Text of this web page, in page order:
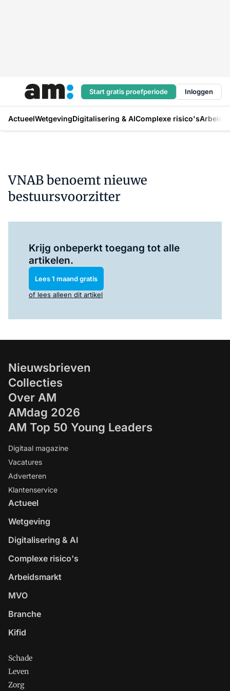
Start gratis proefperiode Inloggen
ActueelWetgevingDigitalisering & AIComplexe risico's
VNAB benoemt nieuwe
bestuursvoorzitter
Krijg onbeperkt toegang tot alle
artikelen.
Lees 1 maand gratis
of lees alleen dit artikel
Nieuwsbrieven
Collecties
Over AM
AMdag 2026
AM Top 50 Young Leaders
Digitaal magazine
Vacatures
Adverteren
Klantenservice
Actueel
Wetgeving
Digitalisering & AI
Complexe risico's
Arbeidsmarkt
MVO
Branche
Kifid
Schade
Leven
Zorg